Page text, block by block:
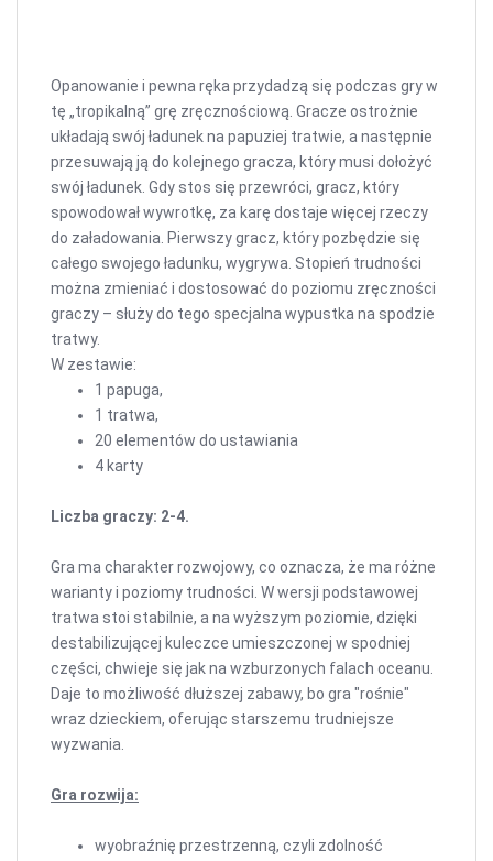
Opanowanie i pewna ręka przydadzą się podczas gry w
tę „tropikalną” grę zręcznościową. Gracze ostrożnie
układają swój ładunek na papuziej tratwie, a następnie
przesuwają ją do kolejnego gracza, który musi dołożyć
swój ładunek. Gdy stos się przewróci, gracz, który
spowodował wywrotkę, za karę dostaje więcej rzeczy
do załadowania. Pierwszy gracz, który pozbędzie się
całego swojego ładunku, wygrywa. Stopień trudności
można zmieniać i dostosować do poziomu zręczności
graczy – służy do tego specjalna wypustka na spodzie
tratwy.
W zestawie:
1 papuga,
1 tratwa,
20 elementów do ustawiania
4 karty
Liczba graczy: 2-4.
Gra ma charakter rozwojowy, co oznacza, że ma różne
warianty i poziomy trudności. W wersji podstawowej
tratwa stoi stabilnie, a na wyższym poziomie, dzięki
destabilizującej kuleczce umieszczonej w spodniej
części, chwieje się jak na wzburzonych falach oceanu.
Daje to możliwość dłuższej zabawy, bo gra "rośnie"
wraz dzieckiem, oferując starszemu trudniejsze
wyzwania.
Gra rozwija:
wyobraźnię przestrzenną, czyli zdolność